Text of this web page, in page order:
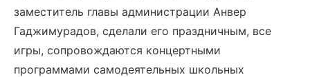
заместитель главы администрации Анвер
Гаджимурадов, сделали его праздничным, все
игры, сопровождаются концертными
программами самодеятельных школьных